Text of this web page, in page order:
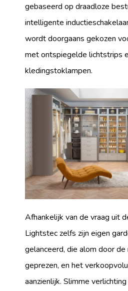
gebaseerd op draadloze
intelligente
wordt doorgaans gekozen
met ontspiegelde lichtstrips
kledingstoklampen.
Afhankelijk van de vraag uit
Lightstec zelfs zijn eigen
gelanceerd, die alom door
geprezen, en het
aanzienlijk. Slimme